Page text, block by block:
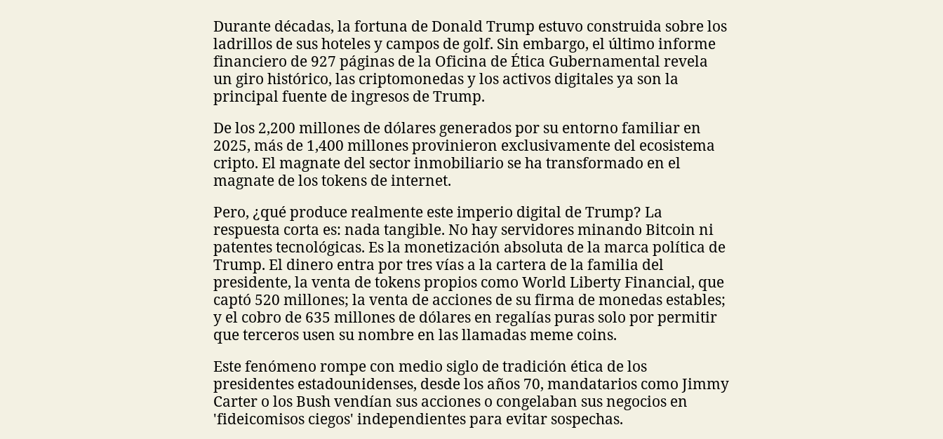
Durante décadas, la fortuna de Donald Trump estuvo construida sobre los
ladrillos de sus hoteles y campos de golf. Sin embargo, el último informe
financiero de 927 páginas de la Oficina de Ética Gubernamental revela
un giro histórico, las criptomonedas y los activos digitales ya son la
principal fuente de ingresos de Trump.
De los 2,200 millones de dólares generados por su entorno familiar en
2025, más de 1,400 millones provinieron exclusivamente del ecosistema
cripto. El magnate del sector inmobiliario se ha transformado en el
magnate de los tokens de internet.
Pero, ¿qué produce realmente este imperio digital de Trump? La
respuesta corta es: nada tangible. No hay servidores minando Bitcoin ni
patentes tecnológicas. Es la monetización absoluta de la marca política de
Trump. El dinero entra por tres vías a la cartera de la familia del
presidente, la venta de tokens propios como World Liberty Financial, que
captó 520 millones; la venta de acciones de su firma de monedas estables;
y el cobro de 635 millones de dólares en regalías puras solo por permitir
que terceros usen su nombre en las llamadas meme coins.
Este fenómeno rompe con medio siglo de tradición ética de los
presidentes estadounidenses, desde los años 70, mandatarios como Jimmy
Carter o los Bush vendían sus acciones o congelaban sus negocios en
'fideicomisos ciegos' independientes para evitar sospechas.